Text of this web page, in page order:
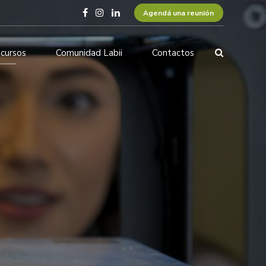
Agendá una reunión
Comunidad Labii Contactos